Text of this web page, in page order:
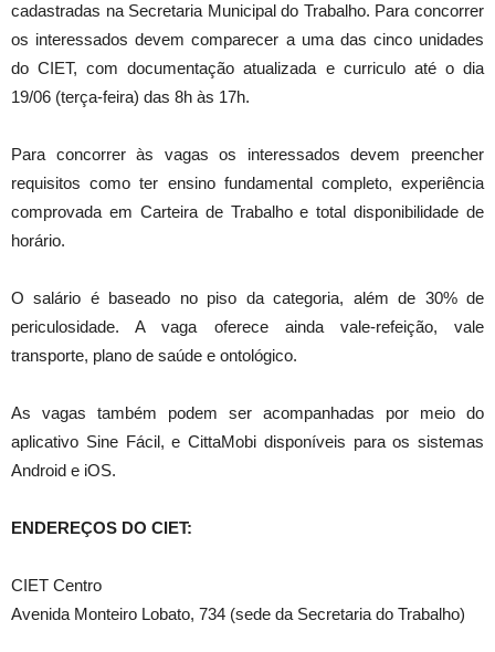
cadastradas na Secretaria Municipal do Trabalho. Para concorrer
os interessados devem comparecer a uma das cinco unidades
do CIET, com documentação atualizada e curriculo até o dia
19/06 (terça-feira) das 8h às 17h.
Para concorrer às vagas os interessados devem preencher
requisitos comoter ensino fundamental completo, experiência
comprovada em Carteira de Trabalho e total disponibilidade de
horário.
O salário é baseado no piso da categoria, além de 30% de
periculosidade. A vaga oferece ainda vale-refeição, vale
transporte, plano de saúde e ontológico.
As vagas também podem ser acompanhadas por meio do
aplicativo Sine Fácil, e CittaMobi disponíveis para os sistemas
Android e iOS.
ENDEREÇOS DO CIET:
CIET Centro
Avenida Monteiro Lobato, 734 (sede da Secretaria do Trabalho)